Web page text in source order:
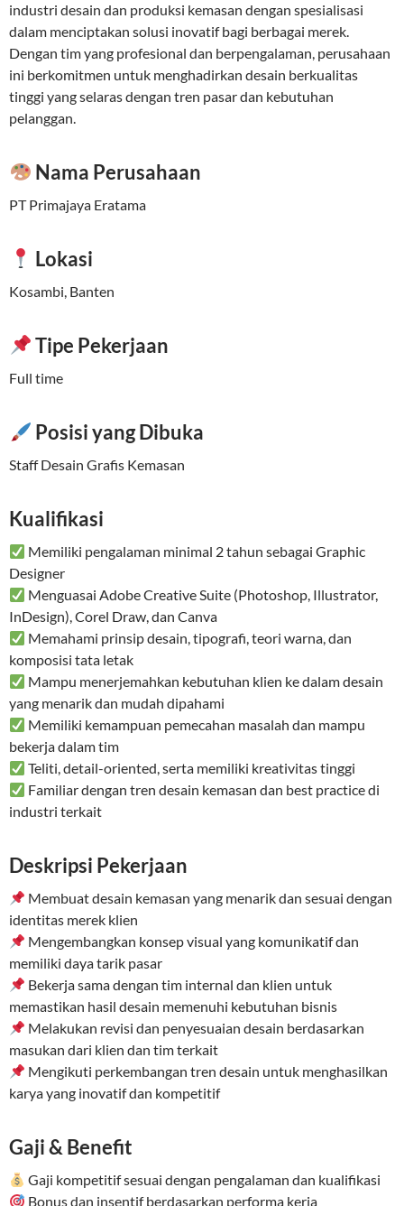
industri desain dan produksi kemasan dengan spesialisasi
dalam menciptakan solusi inovatif bagi berbagai merek.
Dengan tim yang profesional dan berpengalaman, perusahaan
ini berkomitmen untuk menghadirkan desain berkualitas
tinggi yang selaras dengan tren pasar dan kebutuhan
pelanggan.
Nama Perusahaan
PT Primajaya Eratama
Lokasi
Kosambi, Banten
Tipe Pekerjaan
Full time
Posisi yang Dibuka
Staff Desain Grafis Kemasan
Kualifikasi
Memiliki pengalaman minimal 2 tahun sebagai Graphic
Designer
Menguasai Adobe Creative Suite (Photoshop, Illustrator,
InDesign), Corel Draw, dan Canva
Memahami prinsip desain, tipografi, teori warna, dan
komposisi tata letak
Mampu menerjemahkan kebutuhan klien ke dalam desain
yang menarik dan mudah dipahami
Memiliki kemampuan pemecahan masalah dan mampu
bekerja dalam tim
Teliti, detail-oriented, serta memiliki kreativitas tinggi
Familiar dengan tren desain kemasan dan best practice di
industri terkait
Deskripsi Pekerjaan
Membuat desain kemasan yang menarik dan sesuai dengan
identitas merek klien
Mengembangkan konsep visual yang komunikatif dan
memiliki daya tarik pasar
Bekerja sama dengan tim internal dan klien untuk
memastikan hasil desain memenuhi kebutuhan bisnis
Melakukan revisi dan penyesuaian desain berdasarkan
masukan dari klien dan tim terkait
Mengikuti perkembangan tren desain untuk menghasilkan
karya yang inovatif dan kompetitif
Gaji & Benefit
Gaji kompetitif sesuai dengan pengalaman dan kualifikasi
Bonus dan insentif berdasarkan performa kerja